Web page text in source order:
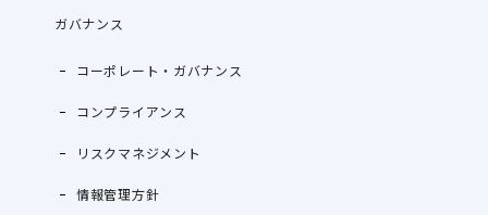
ガバナンス
コーポレート・ガバナンス
コンプライアンス
リスクマネジメント
情報管理方針